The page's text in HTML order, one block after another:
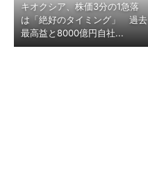
キオクシア、株価3分の1急落
は「絶好のタイミング」 過去
最高益と8000億円自社...